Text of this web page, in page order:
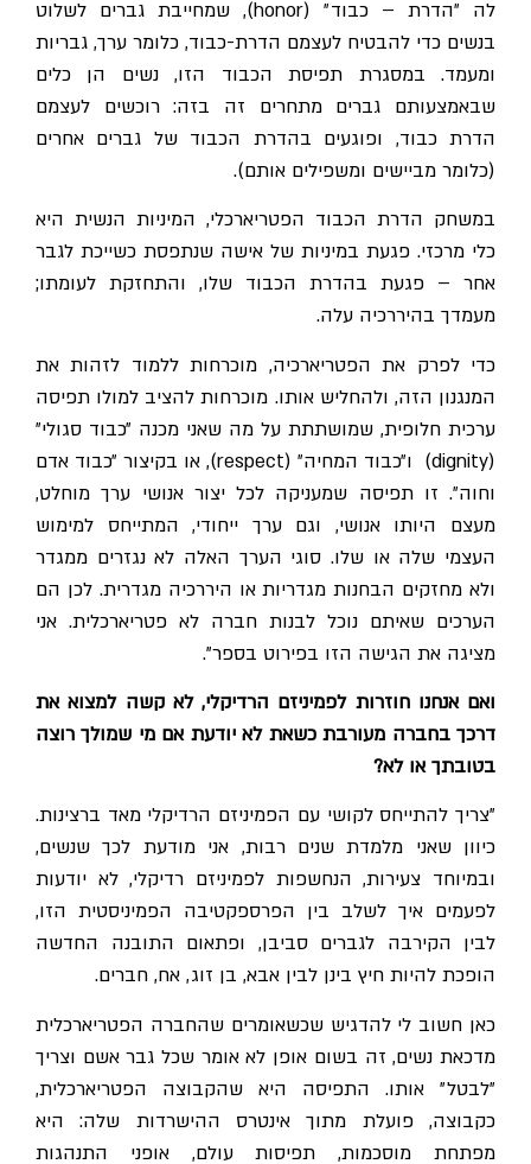
לה ״הדרת – כבוד״ (honor), שמחייבת גברים לשלוט
בנשים כדי להבטיח לעצמם הדרת-כבוד, כלומר ערך, גבריות
ומעמד. במסגרת תפיסת הכבוד הזו, נשים הן כלים
שבאמצעותם גברים מתחרים זה בזה: רוכשים לעצמם
הדרת כבוד, ופוגעים בהדרת הכבוד של גברים אחרים
(כלומר מביישים ומשפילים אותם).
במשחק הדרת הכבוד הפטריארכלי, המיניות הנשית היא
כלי מרכזי. פגעת במיניות של אישה שנתפסת כשייכת לגבר
אחר – פגעת בהדרת הכבוד שלו, והתחזקת לעומתו;
מעמדך בהיררכיה עלה.
כדי לפרק את הפטריארכיה, מוכרחות ללמוד לזהות את
המנגנון הזה, ולהחליש אותו. מוכרחות להציב למולו תפיסה
ערכית חלופית, שמושתתת על מה שאני מכנה ״כבוד סגולי״
(dignity) ו״כבוד המחיה״ (respect), או בקיצור ״כבוד אדם
וחוה״. זו תפיסה שמעניקה לכל יצור אנושי ערך מוחלט,
מעצם היותו אנושי, וגם ערך ייחודי, המתייחס למימוש
העצמי שלה או שלו. סוגי הערך האלה לא נגזרים ממגדר
ולא מחזקים הבחנות מגדריות או היררכיה מגדרית. לכן הם
הערכים שאיתם נוכל לבנות חברה לא פטריארכלית. אני
מציגה את הגישה הזו בפירוט בספר".
ואם אנחנו חוזרות לפמיניזם הרדיקלי, לא קשה למצוא את
דרכך בחברה מעורבת כשאת לא יודעת אם מי שמולך רוצה
בטובתך או לא?
"צריך להתייחס לקושי עם הפמיניזם הרדיקלי מאד ברצינות.
כיוון שאני מלמדת שנים רבות, אני מודעת לכך שנשים,
ובמיוחד צעירות, הנחשפות לפמיניזם רדיקלי, לא יודעות
לפעמים איך לשלב בין הפרספקטיבה הפמיניסטית הזו,
לבין הקירבה לגברים סביבן, ופתאום התובנה החדשה
הופכת להיות חיץ בינן לבין אבא, בן זוג, אח, חברים.
כאן חשוב לי להדגיש שכשאומרים שהחברה הפטריארכלית
מדכאת נשים, זה בשום אופן לא אומר שכל גבר אשם וצריך
״לבטל״ אותו. התפיסה היא שהקבוצה הפטריארכלית,
כקבוצה, פועלת מתוך אינטרס ההישרדות שלה: היא
מפתחת מוסכמות, תפיסות עולם, אופני התנהגות